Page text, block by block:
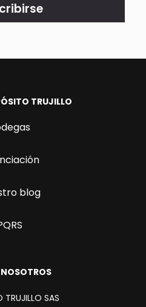
TRUJILLO
blog
TRUJILLO SAS